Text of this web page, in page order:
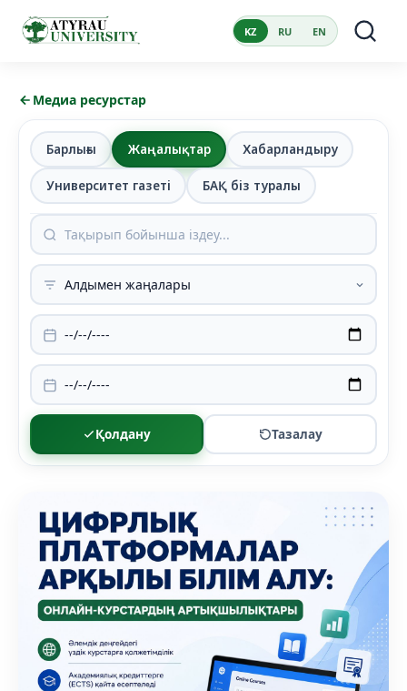
KZ RU EN
Медиа ресурстар
Барлығы Жаңалықтар Хабарландыру
Университет газеті БАҚ біз туралы
Қолдану Тазалау